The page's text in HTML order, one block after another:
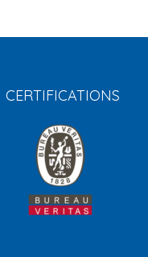
CERTIFICATIONS